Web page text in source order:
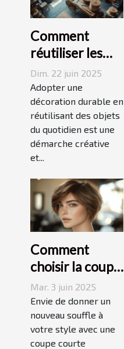
Comment
réutiliser les
objets du
quotidien pour
une décoration
durable
Dim. 22 juin 2025
Adopter une
décoration durable en
réutilisant des objets
du quotidien est une
démarche créative
et...
Comment
choisir la coupe
courte
dégradée
parfaite pour
votre visage
Mar. 3 juin 2025
Envie de donner un
nouveau souffle à
votre style avec une
coupe courte